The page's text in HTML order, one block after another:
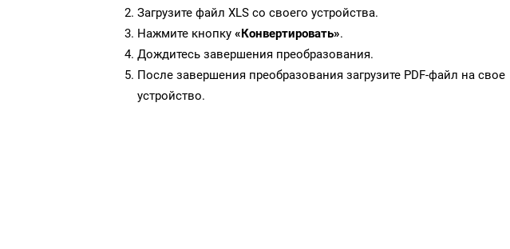
Загрузите файл XLS со своего устройства.
Нажмите кнопку «Конвертировать».
Дождитесь завершения преобразования.
После завершения преобразования загрузите PDF-файл на свое
устройство.